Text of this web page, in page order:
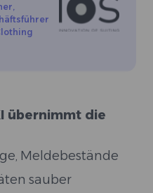
,
übernimmt die
Meldebestände
sauber